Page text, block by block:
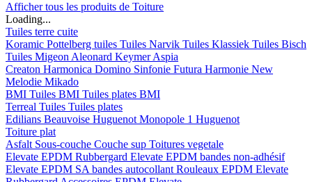
Afficher tous les produits de Toiture
Loading...
Tuiles terre cuite
Koramic Pottelberg tuiles Tuiles Narvik Tuiles Klassiek Tuiles Bisch
Tuiles Migeon Aleonard KeymerAspia
Creaton Harmonica Domino Sinfonie Futura Harmonie New
Melodie Mikado
BMI Tuiles BMI Tuiles plates BMI
Terreal Tuiles Tuiles plates
Edilians Beauvoise Huguenot Monopole 1 Huguenot
Toiture plat
Asfalt Sous-couche Couche sup Toitures vegetale
Elevate EPDM Rubbergard Elevate EPDM bandes non-adhésif
Elevate EPDM SA bandes autocollant Rouleaux EPDM Elevate